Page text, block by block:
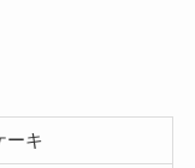
ーキ